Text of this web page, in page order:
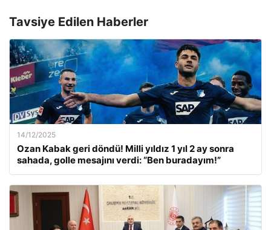
Tavsiye Edilen Haberler
14/12/2025
Ozan Kabak geri döndü! Milli yıldız 1 yıl 2 ay sonra
sahada, golle mesajını verdi: “Ben buradayım!”